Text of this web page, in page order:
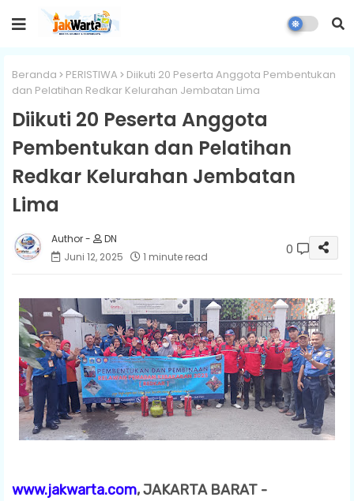
Beranda PERISTIWA
Diikuti 20 Peserta Anggota Pembentukan
dan Pelatihan Redkar Kelurahan Jembatan Lima
Diikuti 20 Peserta Anggota
Pembentukan dan Pelatihan
Redkar Kelurahan Jembatan
Lima
DN
Juni 12, 2025
1 minute read 0
www.jakwarta.com, JAKARTA BARAT -